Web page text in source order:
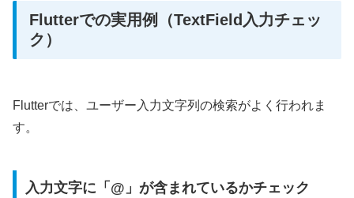
Flutterでの実用例（TextField入力チェッ
ク）
Flutterでは、ユーザー入力文字列の検索がよく行われま
す。
入力文字に「@」が含まれているかチェック